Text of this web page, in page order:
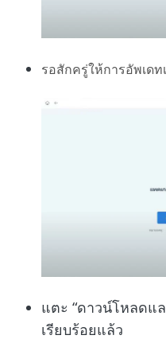
รอสักครู่ให้การอัพเดท
แตะ “ดาวน์โหลดแล
เรียบร้อยแล้ว